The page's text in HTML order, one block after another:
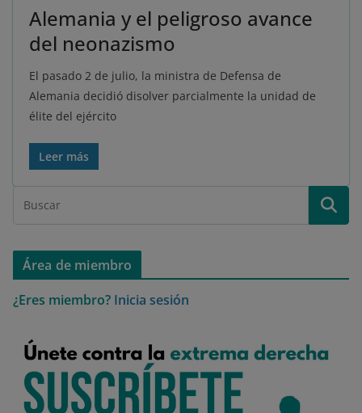
Alemania y el peligroso avance
del neonazismo
El pasado 2 de julio, la ministra de Defensa de
Alemania decidió disolver parcialmente la unidad de
élite del ejército
Leer más
Área de miembro
¿Eres miembro? Inicia sesión